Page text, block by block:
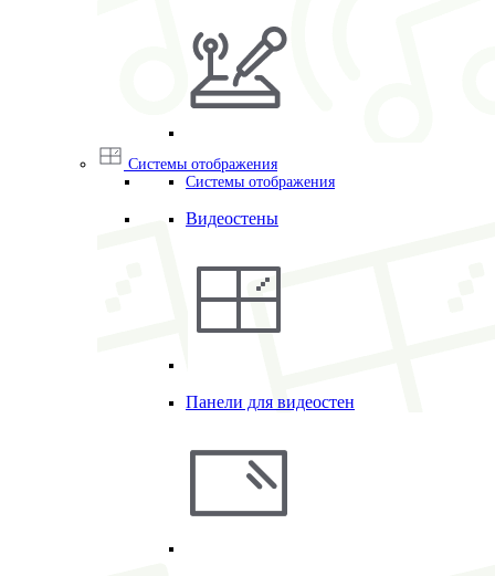
Системы отображения
Системы отображения
Видеостены
Панели для видеостен